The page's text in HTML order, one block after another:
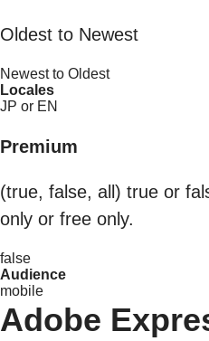
Oldest to Newest
Newest to Oldest
Locales
JP or EN
Premium
(true, false, all) true or
only or free only.
false
Audience
mobile
Adobe